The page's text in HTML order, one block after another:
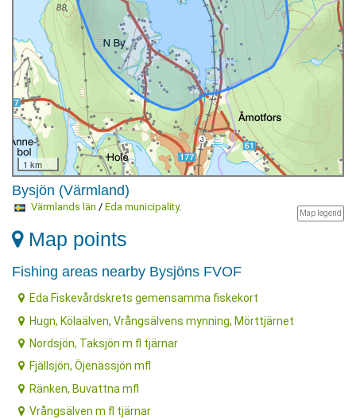
1 km
Bysjön (Värmland)
Map legend
Värmlands län / Eda municipality.
Map points
Fishing areas nearby Bysjöns FVOF
Eda Fiskevårdskrets gemensamma fiskekort
Hugn, Kölaälven, Vrångsälvens mynning, Mörttjärnet
Nordsjön, Taksjön m fl tjärnar
Fjällsjön, Öjenässjön mfl
Ränken, Buvattna mfl
Vrångsälven m fl tjärnar